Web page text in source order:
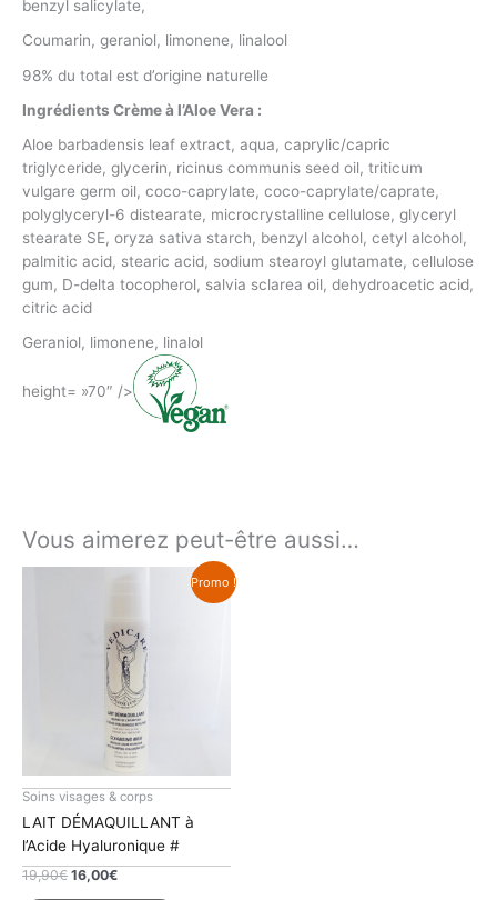
benzyl salicylate,
Coumarin, geraniol, limonene, linalool
98% du total est d’origine naturelle
Ingrédients Crème à l’Aloe Vera :
Aloe barbadensis leaf extract, aqua, caprylic/capric
triglyceride, glycerin, ricinus communis seed oil, triticum
vulgare germ oil, coco-caprylate, coco-caprylate/caprate,
polyglyceryl-6 distearate, microcrystalline cellulose, glyceryl
stearate SE, oryza sativa starch, benzyl alcohol, cetyl alcohol,
palmitic acid, stearic acid, sodium stearoyl glutamate, cellulose
gum, D-delta tocopherol, salvia sclarea oil, dehydroacetic acid,
citric acid
Geraniol, limonene, linalol
height= »70″ />
Vous aimerez peut-être aussi…
Promo !
Soins visages & corps
LAIT DÉMAQUILLANT à
l’Acide Hyaluronique #
19,90€ Le
16,00€Le